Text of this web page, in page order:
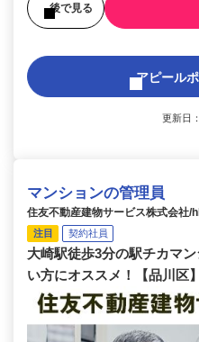
後で見る
アピール
更新日
マンションの管理員
住友不動産建物サービス株式会社/
注目 契約社員
大崎駅徒歩3分の駅チカマ
い方にオススメ！【品川区】